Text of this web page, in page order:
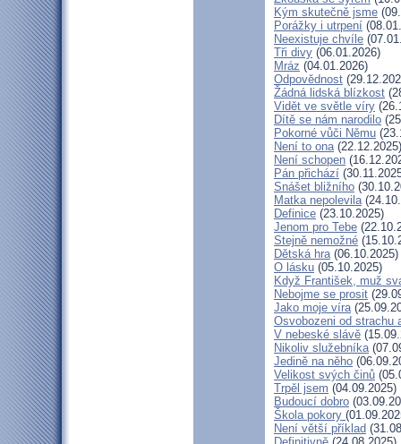
Kým skutečně jsme
Porážky i utrpení
Neexistuje chvíle
Tři divy (06.01.2026)
Mráz (04.01.2026)
Odpovědnost
Žádná lidská blízkost
Vidět ve světle víry
Dítě se nám narodilo
Pokorné vůči Němu
Není to ona(22.12.2025)
Není schopen
Pán přichází
Snášet bližního
Matka nepolevila
Definice (23.10.2025)
Jenom pro Tebe
Stejně nemožné
Dětská hra(06.10.2025)
O lásku (05.10.2025)
Když František, muž
Nebojme se prosit
Jako moje víra
Osvobozeni od strachu
V nebeské slávě
Nikoliv služebníka
Jedině na něho
Velikost svých činů
Trpěl jsem (04.09.2025)
Budoucí dobro
Škola pokory
Není větší příklad